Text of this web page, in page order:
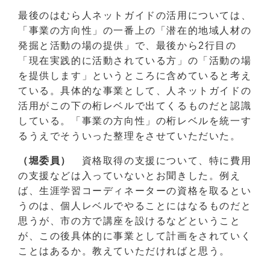
最後のはむら人ネットガイドの活用については、
「事業の方向性」の一番上の「潜在的地域人材の
発掘と活動の場の提供」で、最後から2行目の
「現在実践的に活動されている方」の「活動の場
を提供します」というところに含めていると考え
ている。具体的な事業として、人ネットガイドの
活用がこの下の桁レベルで出てくるものだと認識
している。「事業の方向性」の桁レベルを統一す
るうえでそういった整理をさせていただいた。
（堀委員）
資格取得の支援について、特に費用
の支援などは入っていないとお聞きした。例え
ば、生涯学習コーディネーターの資格を取るとい
うのは、個人レベルでやることにはなるものだと
思うが、市の方で講座を設けるなどということ
が、この後具体的に事業として計画をされていく
ことはあるか。教えていただければと思う。